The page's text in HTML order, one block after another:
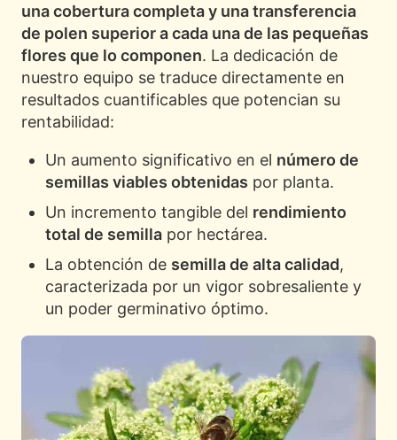
una cobertura completa y una transferencia
de polen superior a cada una de las pequeñas
flores que lo componen. La dedicación de
nuestro equipo se traduce directamente en
resultados cuantificables que potencian su
rentabilidad:
Un aumento significativo en el número de
semillas viables obtenidas por planta.
Un incremento tangible del rendimiento
total de semilla por hectárea.
La obtención de semilla de alta calidad,
caracterizada por un vigor sobresaliente y
un poder germinativo óptimo.